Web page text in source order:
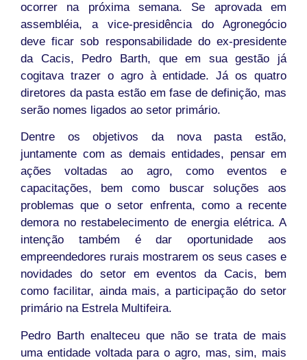
ocorrer na próxima semana. Se aprovada em
assembléia, a vice-presidência do Agronegócio
deve ficar sob responsabilidade do ex-presidente
da Cacis, Pedro Barth, que em sua gestão já
cogitava trazer o agro à entidade. Já os quatro
diretores da pasta estão em fase de definição, mas
serão nomes ligados ao setor primário.
Dentre os objetivos da nova pasta estão,
juntamente com as demais entidades, pensar em
ações voltadas ao agro, como eventos e
capacitações, bem como buscar soluções aos
problemas que o setor enfrenta, como a recente
demora no restabelecimento de energia elétrica. A
intenção também é dar oportunidade aos
empreendedores rurais mostrarem os seus cases e
novidades do setor em eventos da Cacis, bem
como facilitar, ainda mais, a participação do setor
primário na Estrela Multifeira.
Pedro Barth enalteceu que não se trata de mais
uma entidade voltada para o agro, mas, sim, mais